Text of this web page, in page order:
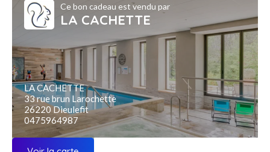
Ce bon cadeau est vendu par
LA CACHETTE
LA CACHETTE
33 rue brun Larochette
26220 Dieulefit
0475964987